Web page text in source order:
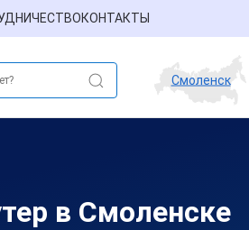
КОНТАКТЫ
Смоленск
в Смоленске